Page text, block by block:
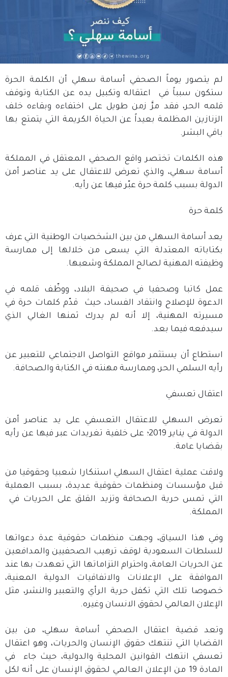
لم يتصور يوماً الصحفي أسامة سهلي أن الكلمة الحرة
ستكون سبباً في اعتقاله وتكبيل يده عن الكتابة وتوقف
قلمه الحر، فقد مرَّ زمن طويل على اختفاءه وبقاءه خلف
الزنازين المظلمة بعيداً عن الحياة الكريمة التي يتمتع بها
باقي البشر.
هذه الكلمات تختصر واقع الصحفي المعتقل في المملكة
أسامة سهلي، والذي تعرض للاعتقال على يد عناصر أمن
الدولة بسبب كلمة حرة عبّر فيها عن رأيه.
كلمة حرة
يعد أسامة السهلي من بين الشخصيات الوطنية التي عرف
بكتاباته المعتدلة التي يسعى من خلالها إلى ممارسة
وظيفته المهنية لصالح المملكة وشعبها.
عمل كاتبا وصحفيا في صحيفة البلاد، ووظّف قلمه في
الدعوة للإصلاح وانتقاد الفساد، حيث قدّم كلمات حرة في
مسيرته المهنية، إلا أنه لم يدرك ثمنها الغالي الذي
سيدفعه فيما بعد.
استطاع أن يستثمر مواقع التواصل الاجتماعي للتعبير عن
رأيه السلمي الحر، وممارسة مهنته في الكتابة والصحافة.
اعتقال تعسفي
تعرض السهلي للاعتقال التعسفي على يد عناصر أمن
الدولة في يناير 2019؛ على خلفية تغريدات عبر فيها عن رأيه
بقضايا عامة.
ولاقت عملية اعتقال السهلي استنكارا شعبيا وحقوقيا من
قبل مؤسسات ومنظمات حقوقية عديدة، بسبب العملية
التي تمس حرية الصحافة وتزيد القلق على الحريات في
المملكة.
وفي هذا السياق، وجهت منظمات حقوقية عدة دعواتها
للسلطات السعودية لوقف ترهيب الصحفيين والمدافعين
عن الحريات العامة، واحترام التزاماتها التي تعهدت بها عند
الموافقة على الإعلانات والاتفاقيات الدولية المعنية،
خصوصا تلك التي تكفل حرية الرأي والتعبير والنشر، مثل
الإعلان العالمي لحقوق الانسان وغيره.
وتعد قضية اعتقال الصحفي أسامة سهلي، من بين
القضايا التي تنتهك حقوق الإنسان والحريات، وهو اعتقال
تعسفي انتهك القوانين المحلية والدولية، حيث جاء في
المادة 19 من الإعلان العالمي لحقوق الإنسان على أنه لكل